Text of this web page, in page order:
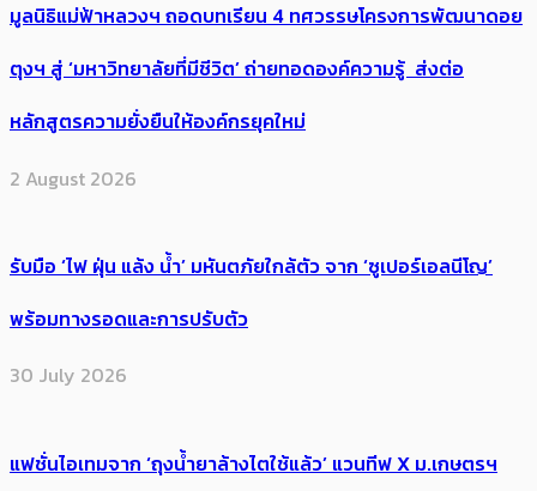
มูลนิธิแม่ฟ้าหลวงฯ ถอดบทเรียน 4 ทศวรรษโครงการพัฒนาดอย
ตุงฯ สู่ ‘มหาวิทยาลัยที่มีชีวิต’ ถ่ายทอดองค์ความรู้ ส่งต่อ
หลักสูตรความยั่งยืนให้องค์กรยุคใหม่
2 August 2026
รับมือ ‘ไฟ ฝุ่น แล้ง น้ำ’ มหันตภัยใกล้ตัว จาก ‘ซูเปอร์เอลนีโญ’
พร้อมทางรอดและการปรับตัว
30 July 2026
แฟชั่นไอเทมจาก ‘ถุงน้ำยาล้างไตใช้แล้ว’ แวนทีฟ X ม.เกษตรฯ